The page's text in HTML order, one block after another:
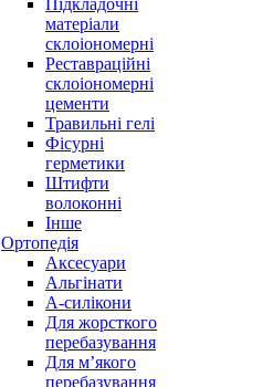
Підкладочні
матеріали
склоіономерні
Реставраційні
склоіономерні
цементи
Травильні гелі
Фісурні
герметики
Штифти
волоконні
Інше
Ортопедія
Аксесуари
Альгінати
А-силікони
Для жорсткого
перебазування
Для м’якого
перебазування